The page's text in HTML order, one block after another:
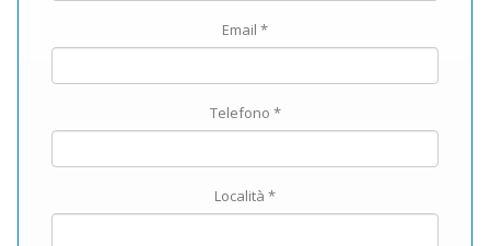
Email *
Telefono *
Località *